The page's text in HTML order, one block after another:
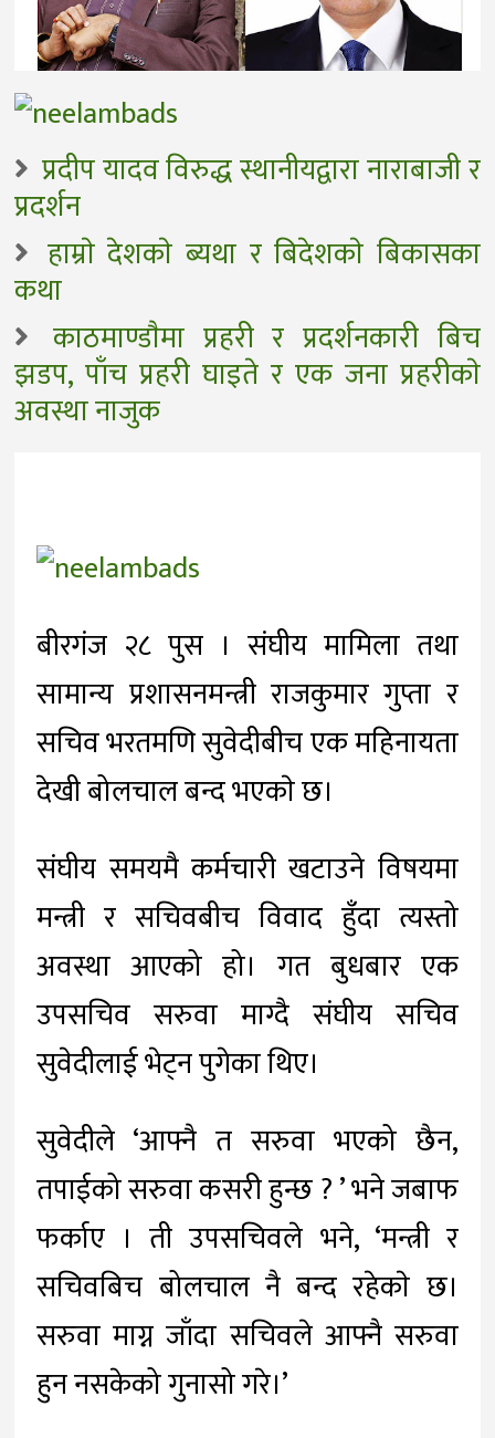
प्रदीप यादव विरुद्ध स्थानीयद्वारा नाराबाजी र
प्रदर्शन
हाम्राे देशकाे ब्यथा र बिदेशकाे बिकासका
कथा
काठमाण्डाैमा प्रहरी र प्रदर्शनकारी बिच
झडप, पाँच प्रहरी घाइते र एक जना प्रहरीकाे
अवस्था नाजुक
बीरगंज २८ पुस । संघीय मामिला तथा
सामान्य प्रशासनमन्त्री राजकुमार गुप्ता र
सचिव भरतमणि सुवेदीबीच एक महिनायता
देखी बोलचाल बन्द भएकाे छ।
संघीय समयमै कर्मचारी खटाउने विषयमा
मन्त्री र सचिवबीच विवाद हुँदा त्यस्तो
अवस्था आएको हो। गत बुधबार एक
उपसचिव सरुवा माग्दै संघीय सचिव
सुवेदीलाई भेट्न पुगेका थिए।
सुवेदीले ‘आफ्नै त सरुवा भएको छैन,
तपाईको सरुवा कसरी हुन्छ ? ’ भने जबाफ
फर्काए । ती उपसचिवले भने, ‘मन्त्री र
सचिवबिच बोलचाल नै बन्द रहेकाे छ।
सरुवा माग्न जाँदा सचिवले आफ्नै सरुवा
हुन नसकेको गुनासो गरे।’